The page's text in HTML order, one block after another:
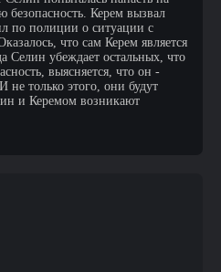
безопасность. Керем вызвал
по полиции о ситуации с
что сам Керем является
Селин убеждает остальных, что
выясняется, что он -
не только этого, они будут
и Керемом возникают